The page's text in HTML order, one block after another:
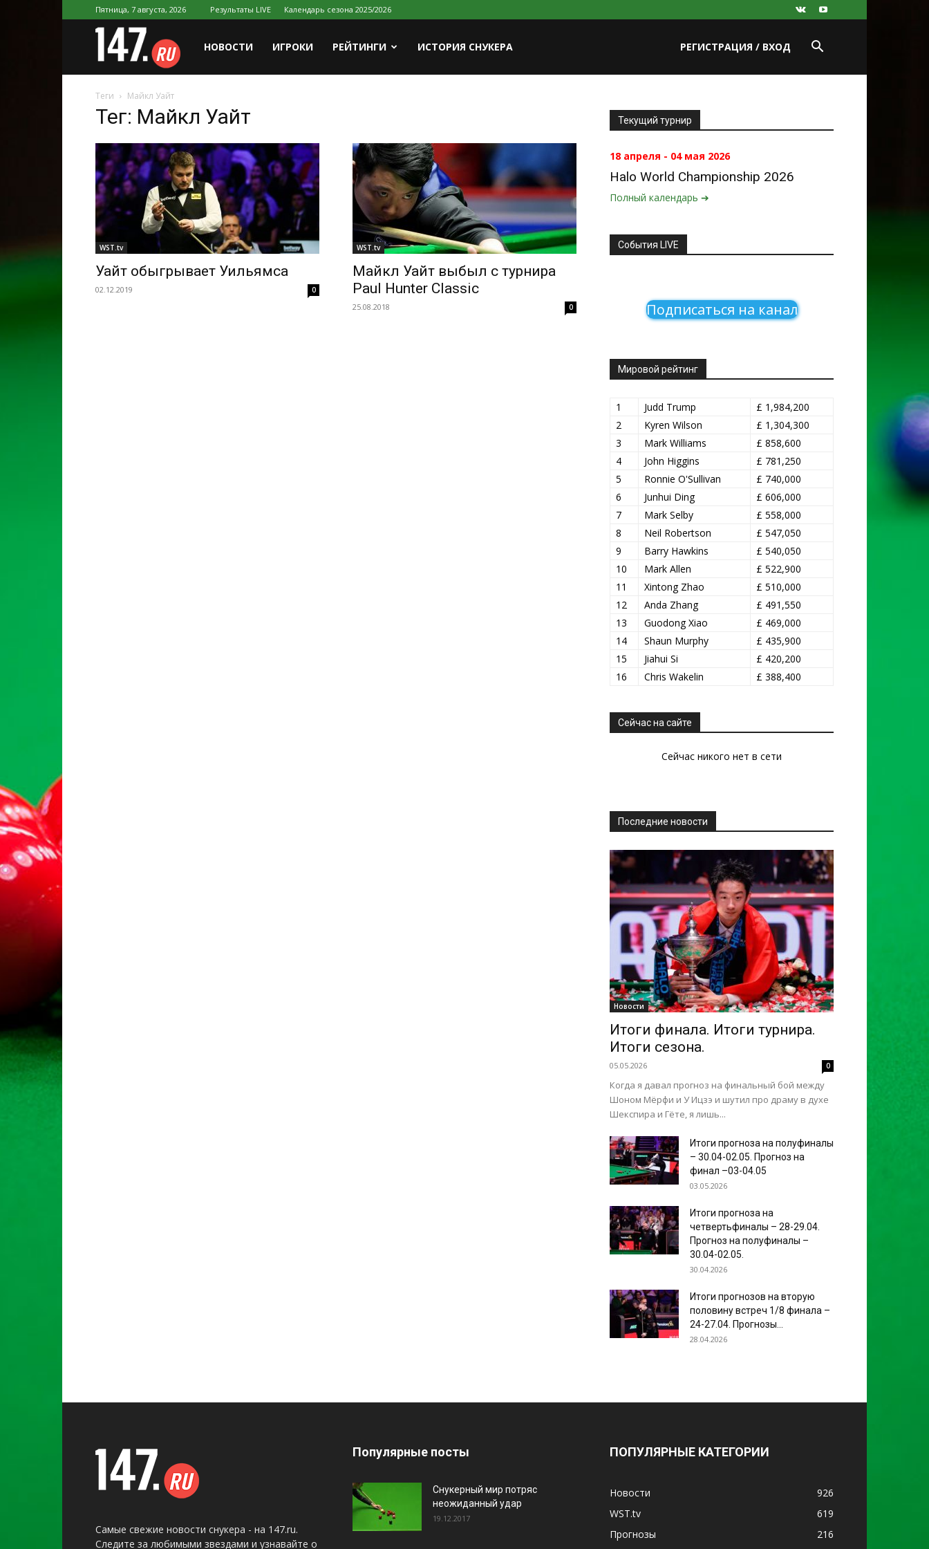
Пятница, 7 августа, 2026 Результаты LIVE Календарь сезона 2025/2026
147.ru
НОВОСТИ ИГРОКИ РЕЙТИНГИ ИСТОРИЯ СНУКЕРА РЕГИСТРАЦИЯ / ВХОД
Теги Майкл Уайт
Тег: Майкл Уайт
WST.tv
Уайт обыгрывает Уильямса
02.12.2019 0
WST.tv
Майкл Уайт выбыл с турнира
Paul Hunter Classic
25.08.2018 0
Текущий турнир
18 апреля - 04 мая 2026
Halo World Championship 2026
Полный календарь ➔
События LIVE
Подписаться на канал
Мировой рейтинг
1 Judd Trump
£ 1,984,200
2
Kyren Wilson
£ 1,304,300
3
Mark Williams
£ 858,600
4
John Higgins
£ 781,250
5
Ronnie O'Sullivan
£ 740,000
6
Junhui Ding
£ 606,000
7
Mark Selby
£ 558,000
8
Neil Robertson
£ 547,050
9
Barry Hawkins
£ 540,050
10
Mark Allen
£ 522,900
11
Xintong Zhao
£ 510,000
12
Anda Zhang
£ 491,550
13
Guodong Xiao
£ 469,000
14
Shaun Murphy
£ 435,900
15
Jiahui Si
£ 420,200
16
Chris Wakelin £ 388,400
Сейчас на сайте
Сейчас никого нет в сети
Последние новости
Новости
Итоги финала. Итоги турнира.
Итоги сезона.
05.05.2026 0
Когда я давал прогноз на финальный бой между
Шоном Мёрфи и У Ицзэ и шутил про драму в духе
Шекспира и Гёте, я лишь...
Итоги прогноза на полуфиналы
– 30.04-02.05. Прогноз на
финал –03-04.05
03.05.2026
Итоги прогноза на
четвертьфиналы – 28-29.04.
Прогноз на полуфиналы –
30.04-02.05.
30.04.2026
Итоги прогнозов на вторую
половину встреч 1/8 финала –
24-27.04. Прогнозы...
28.04.2026
Самые свежие новости снукера - на 147.ru.
Следите за любимыми звездами и узнавайте о
Популярные посты
Снукерный мир потряс
неожиданный удар
19.12.2017
ПОПУЛЯРНЫЕ КАТЕГОРИИ
Новости
926
WST.tv
619
Прогнозы
216